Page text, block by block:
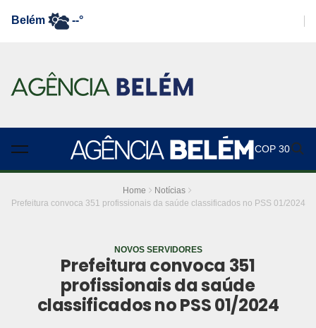
Belém --°
COP 30
Home
Notícias
Prefeitura convoca 351 profissionais da saúde classificados no PSS 01/2024
NOVOS SERVIDORES
Prefeitura convoca 351
profissionais da saúde
classificados no PSS 01/2024